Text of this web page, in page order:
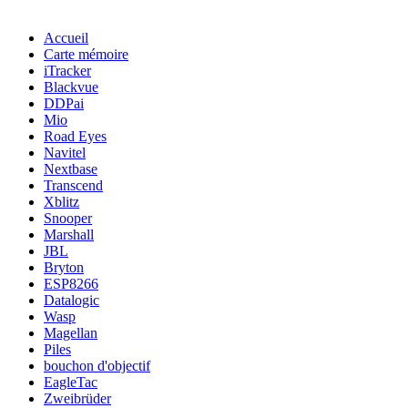
Accueil
Carte mémoire
iTracker
Blackvue
DDPai
Mio
Road Eyes
Navitel
Nextbase
Transcend
Xblitz
Snooper
Marshall
JBL
Bryton
ESP8266
Datalogic
Wasp
Magellan
Piles
bouchon d'objectif
EagleTac
Zweibrüder